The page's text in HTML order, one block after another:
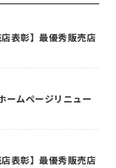
表彰】最優秀販売店
ームページリニュー
表彰】最優秀販売店